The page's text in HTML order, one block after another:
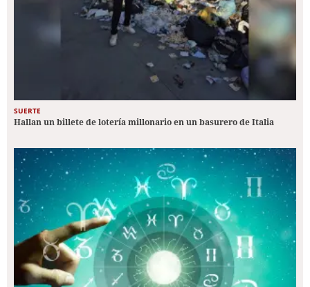
SUERTE
Hallan un billete de lotería millonario en un basurero de Italia